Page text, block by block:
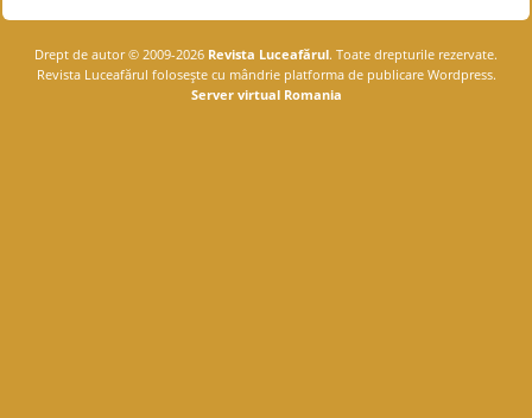
Drept de autor © 2009-2026 Revista Luceafărul. Toate drepturile rezervate.
Revista Luceafărul foloseşte cu mândrie platforma de publicare Wordpress.
Server virtual Romania